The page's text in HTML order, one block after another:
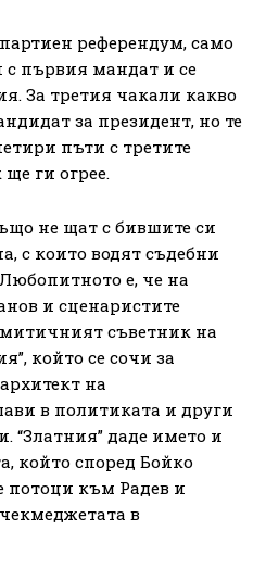
референдум, само
с първия мандат и се
За третия чакали какво
за президент, но те
пъти с третите
ги огрее.
не щат с бившите си
с които водят съдебни
е, че на
и сценаристите
съветник на
който се сочи за
на
в политиката и други
“Златния” даде името и
който според Бойко
потоци към Радев и
в